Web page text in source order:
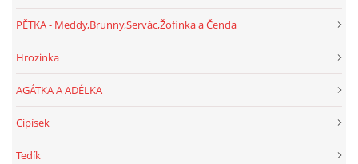
PĚTKA - Meddy,Brunny,Servác,Žofinka a Čenda
Hrozinka
AGÁTKA A ADÉLKA
Cipísek
Tedík